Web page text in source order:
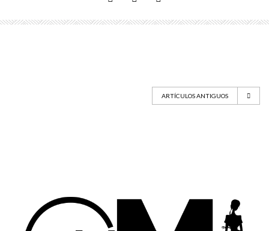
ARTÍCULOS ANTIGUOS